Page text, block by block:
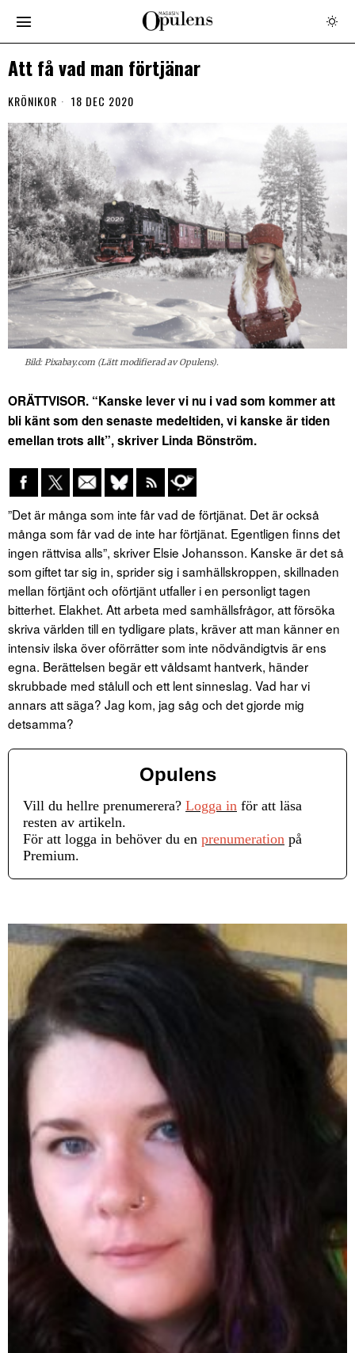
Att få vad man förtjänar
KRÖNIKOR 18 DEC 2020
Bild: Pixabay.com (Lätt modifierad av Opulens).
ORÄTTVISOR. “Kanske lever vi nu i vad som kommer att
bli känt som den senaste medeltiden, vi kanske är tiden
emellan trots allt”, skriver Linda Bönström.
”Det är många som inte får vad de förtjänat. Det är också
många som får vad de inte har förtjänat. Egentligen finns det
ingen rättvisa alls”, skriver Elsie Johansson. Kanske är det så
som giftet tar sig in, sprider sig i samhällskroppen, skillnaden
mellan förtjänt och oförtjänt utfaller i en personligt tagen
bitterhet. Elakhet. Att arbeta med samhällsfrågor, att försöka
skriva världen till en tydligare plats, kräver att man känner en
intensiv ilska över oförrätter som inte nödvändigtvis är ens
egna. Berättelsen begär ett våldsamt hantverk, händer
skrubbade med stålull och ett lent sinneslag. Vad har vi
annars att säga? Jag kom, jag såg och det gjorde mig
detsamma?
Opulens
Vill du hellre prenumerera? Logga in för att läsa
resten av artikeln.
För att logga in behöver du en prenumeration på
Premium.